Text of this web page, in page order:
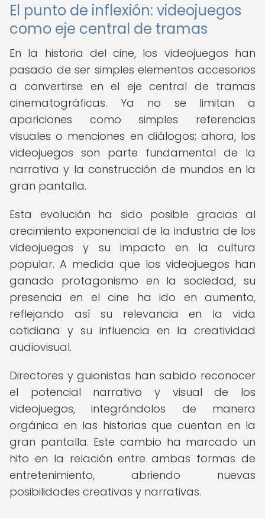
El punto de inflexión: videojuegos
como eje central de tramas
En la historia del cine, los videojuegos han
pasado de ser simples elementos accesorios
a convertirse en el eje central de tramas
cinematográficas. Ya no se limitan a
apariciones como simples referencias
visuales o menciones en diálogos; ahora, los
videojuegos son parte fundamental de la
narrativa y la construcción de mundos en la
gran pantalla.
Esta evolución ha sido posible gracias al
crecimiento exponencial de la industria de los
videojuegos y su impacto en la cultura
popular. A medida que los videojuegos han
ganado protagonismo en la sociedad, su
presencia en el cine ha ido en aumento,
reflejando así su relevancia en la vida
cotidiana y su influencia en la creatividad
audiovisual.
Directores y guionistas han sabido reconocer
el potencial narrativo y visual de los
videojuegos, integrándolos de manera
orgánica en las historias que cuentan en la
gran pantalla. Este cambio ha marcado un
hito en la relación entre ambas formas de
entretenimiento, abriendo nuevas
posibilidades creativas y narrativas.